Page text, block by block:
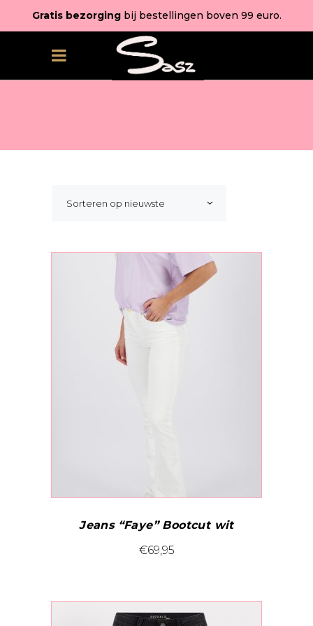
Gratis bezorgingbij bestellingen boven 99 euro.
Sorteren op nieuwste
Jeans “Faye” Bootcut wit
€69,95
Dit
meerdere